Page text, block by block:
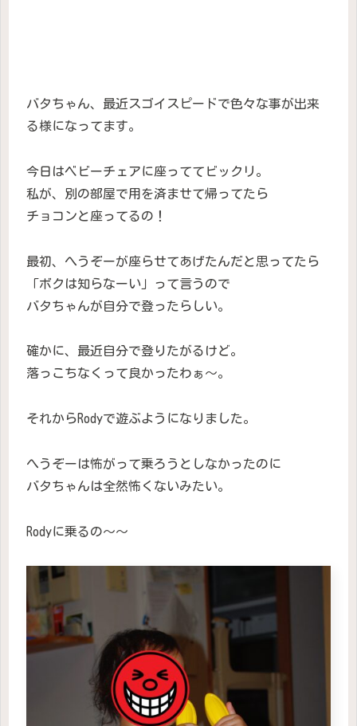
バタちゃん、最近スゴイスピードで色々な事が出来
る様になってます。
今日はベビーチェアに座っててビックリ。
私が、別の部屋で用を済ませて帰ってたら
チョコンと座ってるの！
最初、へうぞーが座らせてあげたんだと思ってたら
「ボクは知らなーい」って言うので
バタちゃんが自分で登ったらしい。
確かに、最近自分で登りたがるけど。
落っこちなくって良かったわぁ〜。
それからRodyで遊ぶようになりました。
へうぞーは怖がって乗ろうとしなかったのに
バタちゃんは全然怖くないみたい。
Rodyに乗るの〜〜